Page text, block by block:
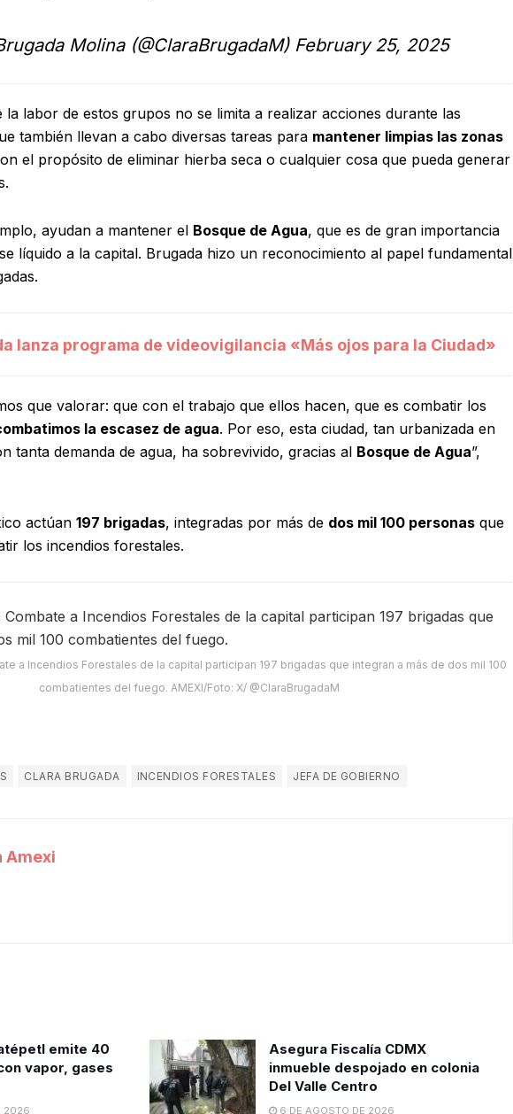
Molina (@ClaraBrugadaM) February 25, 2025
la labor de estos grupos no se limita a realizar acciones durante las
también llevan a cabo diversas tareas para mantener limpias las zonas
el propósito de eliminar hierba seca o cualquier cosa que pueda generar
ayudan a mantener el Bosque de Agua, que es de gran importancia
líquido a la capital. Brugada hizo un reconocimiento al papel fundamental
lanza programa de videovigilancia «Más ojos para la Ciudad»
que valorar: que con el trabajo que ellos hacen, que es combatir los
la escasez de agua. Por eso, esta ciudad, tan urbanizada en
tanta demanda de agua, ha sobrevivido, gracias al Bosque de Agua”,
actúan 197 brigadas, integradas por más de dos mil 100 personas que
los incendios forestales.
a Incendios Forestales de la capital participan 197 brigadas que integran a más de dos mil 100
combatientes del fuego. AMEXI/Foto: X/ @ClaraBrugadaM
CLARA BRUGADA INCENDIOS FORESTALES JEFA DE GOBIERNO
Amexi
emite 40
vapor, gases
2026
Asegura Fiscalía CDMX
inmueble despojado en colonia
Del Valle Centro
6 DE AGOSTO DE 2026